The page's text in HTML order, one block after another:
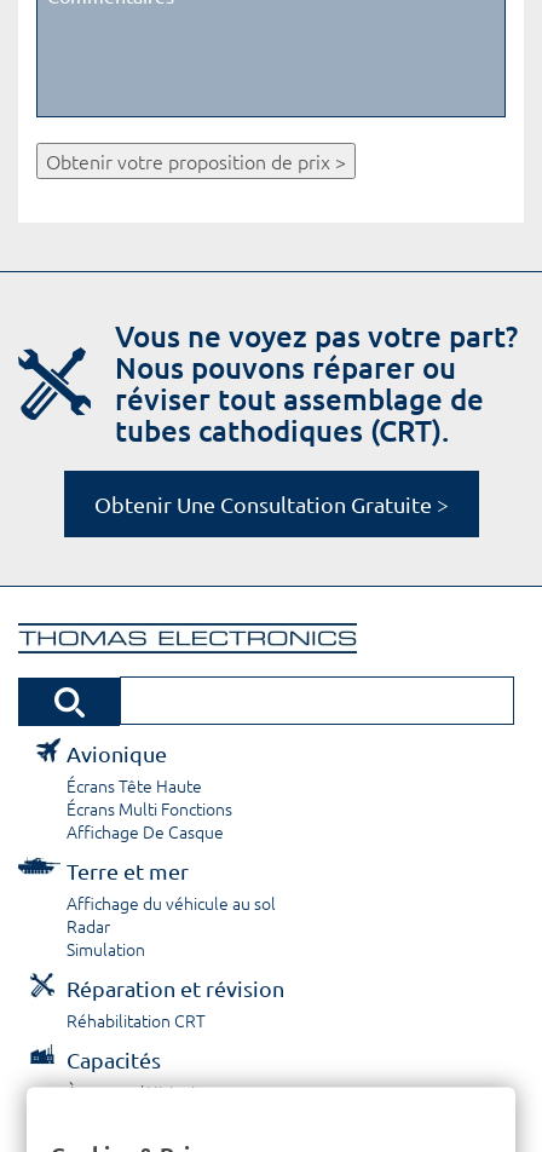
Obtenir votre proposition de prix >
Vous ne voyez pas votre part?
Nous pouvons réparer ou
réviser tout assemblage de
tubes cathodiques (CRT).
Obtenir Une Consultation Gratuite >
Avionique
Écrans Tête Haute
Écrans Multi Fonctions
Affichage De Casque
Terre et mer
Affichage du véhicule au sol
Radar
Simulation
Réparation et révision
Réhabilitation CRT
Capacités
À propos / Historique